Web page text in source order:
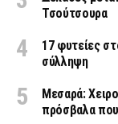
Τσούτσουρα
17 φυτείες
σύλληψη
Μεσαρά:
πρόσβαλα που